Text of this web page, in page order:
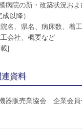
病院の新・改築状況お
以降）
名、県名、病床数、着
会社、概要など
]
資料
器販売業協会 企業会員